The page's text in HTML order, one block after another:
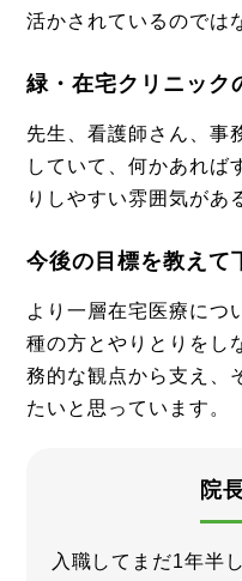
活かされているのでは
緑・在宅クリニック
先生、看護師さん、事
していて、何かあれば
りしやすい雰囲気があ
今後の目標を教えて
より一層在宅医療につ
種の方とやりとりをし
務的な観点から支え、
たいと思っています。
院
入職してまだ1年半